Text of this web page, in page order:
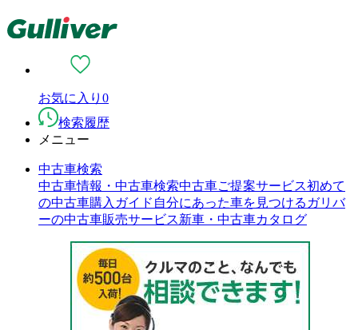
お気に入り 0
検索履歴
メニュー
中古車検索
中古車情報・中古車検索中古車ご提案サービス初めて
の中古車購入ガイド 自分にあった車を見つける ガリバ
ーの中古車販売サービス新車・中古車カタログ